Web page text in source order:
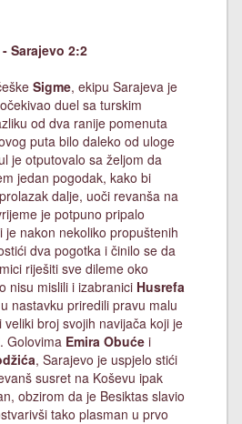
Sarajevo 2:2
Sigme, ekipu Sarajeva je
duel sa turskim
od dva ranije pomenuta
puta bilo daleko od uloge
je otputovalo sa željom da
jedan pogodak, kako bi
dalje, uoči revanša na
je potpuno pripalo
je nakon nekoliko propuštenih
dva pogotka i činilo se da
riješiti sve dileme oko
nisu mislili i izabranici Husrefa
nastavku priredili pravu malu
broj svojih navijača koji je
Golovima Emira Obuće i
, Sarajevo je uspjelo stići
susret na Koševu ipak
obzirom da je Besiktas slavio
tako plasman u prvo